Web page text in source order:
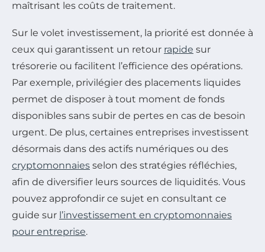
maîtrisant les coûts de traitement.
Sur le volet investissement, la priorité est donnée à
ceux qui garantissent un retour rapide sur
trésorerie ou facilitent l’efficience des opérations.
Par exemple, privilégier des placements liquides
permet de disposer à tout moment de fonds
disponibles sans subir de pertes en cas de besoin
urgent. De plus, certaines entreprises investissent
désormais dans des actifs numériques ou des
cryptomonnaies selon des stratégies réfléchies,
afin de diversifier leurs sources de liquidités. Vous
pouvez approfondir ce sujet en consultant ce
guide sur l’investissement en cryptomonnaies
pour entreprise.